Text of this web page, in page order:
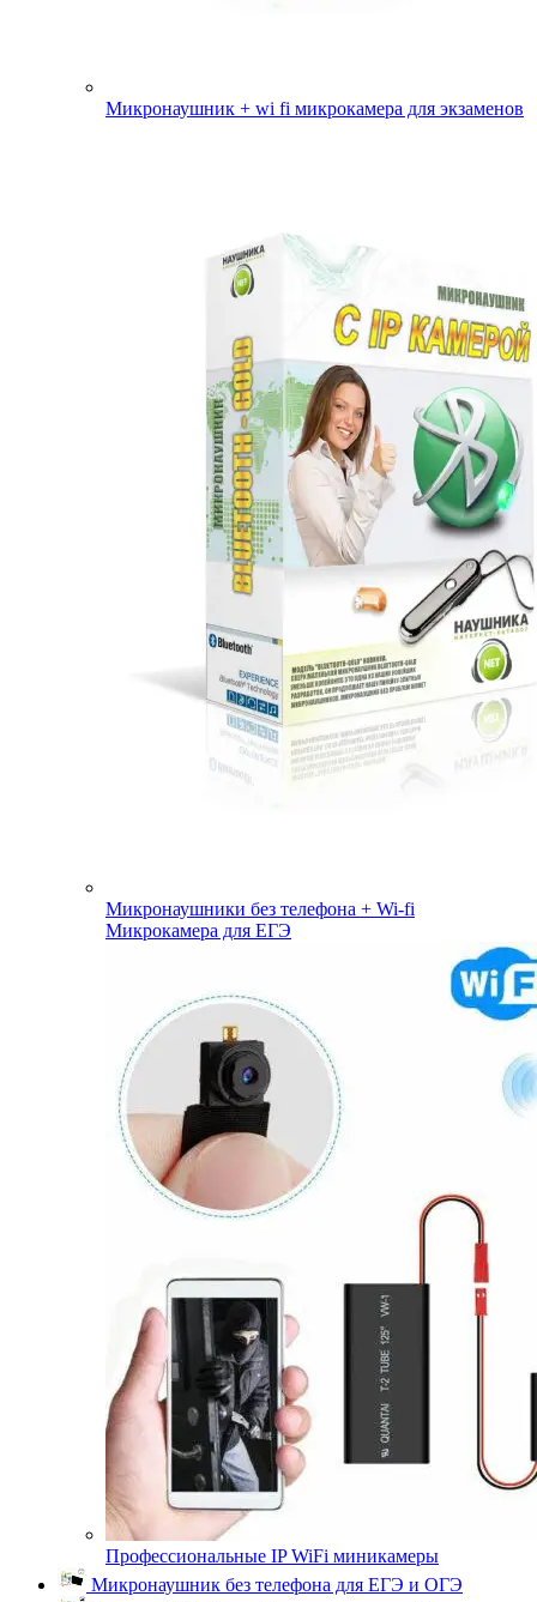
Микронаушник + wi fi микрокамера для экзаменов
Микронаушники без телефона + Wi-fi
Микрокамера для ЕГЭ
Профессиональные IP WiFi миникамеры
Микронаушник без телефона для ЕГЭ и ОГЭ